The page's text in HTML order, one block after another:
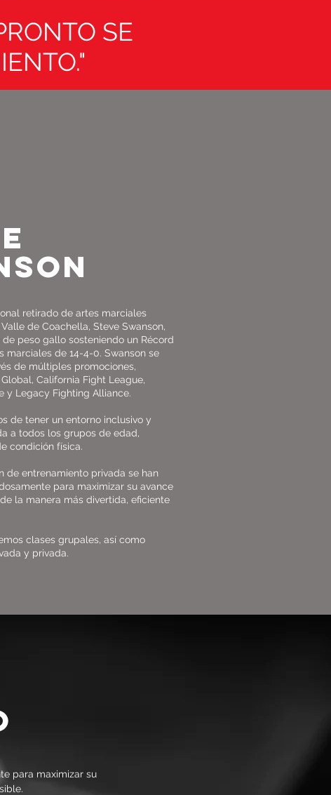
SE
retirado de artes marciales
de Coachella, Steve Swanson,
peso gallo sosteniendo un Récord
marciales de 14-4-0. Swanson se
de múltiples promociones,
California Fight League,
y Legacy Fighting Alliance.
de tener un entorno inclusivo y
a todos los grupos de edad,
condición física.
de entrenamiento privada se han
para maximizar su avance
la manera más divertida, eficiente
clases grupales, así como
y privada.
para maximizar su